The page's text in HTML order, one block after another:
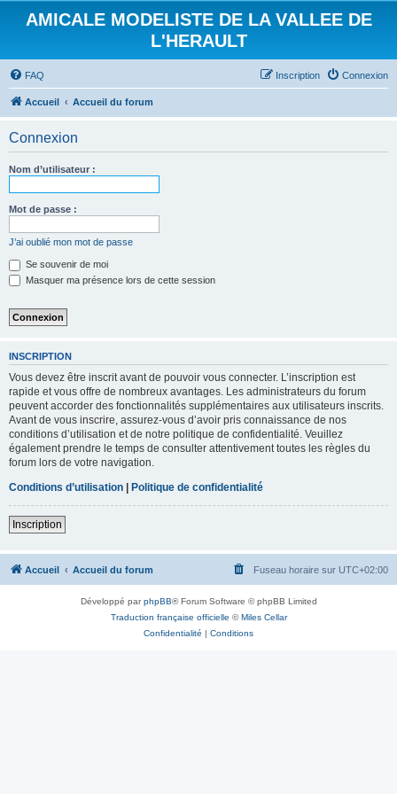
AMICALE MODELISTE DE LA VALLEE DE
L'HERAULT
FAQ Connexion
Inscription
Accueil Accueil du forum
Connexion
Nom d’utilisateur :
Mot de passe :
J’ai oublié mon mot de passe
Se souvenir de moi
Masquer ma présence lors de cette session
INSCRIPTION
Vous devez être inscrit avant de pouvoir vous connecter. L’inscription est
rapide et vous offre de nombreux avantages. Les administrateurs du forum
peuvent accorder des fonctionnalités supplémentaires aux utilisateurs inscrits.
Avant de vous inscrire, assurez-vous d’avoir pris connaissance de nos
conditions d’utilisation et de notre politique de confidentialité. Veuillez
également prendre le temps de consulter attentivement toutes les règles du
forum lors de votre navigation.
Conditions d’utilisation | Politique de confidentialité
Inscription
Accueil Accueil du forum Fuseau horaire sur UTC+02:00
Développé parphpBB® Forum Software © phpBB Limited
Traduction française officielle ©Miles Cellar
Confidentialité | Conditions